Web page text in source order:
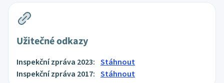
Užitečné odkazy
Inspekční zpráva 2023: Stáhnout
Inspekční zpráva 2017: Stáhnout